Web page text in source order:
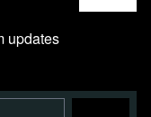
updates